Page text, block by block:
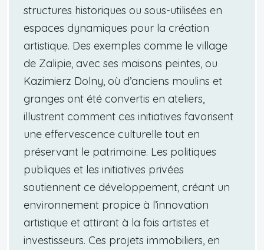
structures historiques ou sous-utilisées en
espaces dynamiques pour la création
artistique. Des exemples comme le village
de Zalipie, avec ses maisons peintes, ou
Kazimierz Dolny, où d’anciens moulins et
granges ont été convertis en ateliers,
illustrent comment ces initiatives favorisent
une effervescence culturelle tout en
préservant le patrimoine. Les politiques
publiques et les initiatives privées
soutiennent ce développement, créant un
environnement propice à l’innovation
artistique et attirant à la fois artistes et
investisseurs. Ces projets immobiliers, en